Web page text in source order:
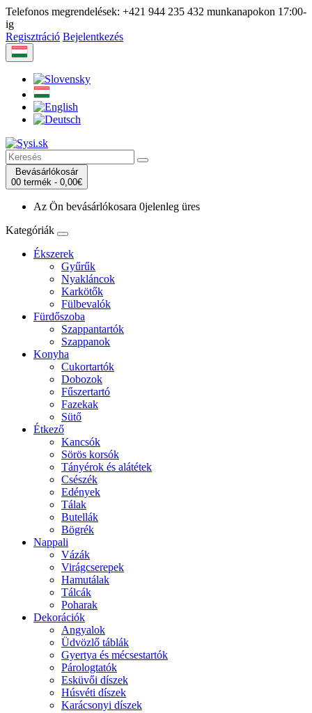
Telefonos megrendelések: +421 944 235 432 munkanapokon 17:00-
ig
Regisztráció Bejelentkezés
Bevásárlókosár
00 termék - 0,00€
Az Ön bevásárlókosara 0jelenleg üres
Kategóriák
Ékszerek
Gyűrűk
Nyakláncok
Karkötők
Fülbevalók
Fürdőszoba
Szappantartók
Szappanok
Konyha
Cukortartók
Dobozok
Fűszertartó
Fazekak
Sütő
Étkező
Kancsók
Sörös korsók
Tányérok és alátétek
Csészék
Edények
Tálak
Butellák
Bögrék
Nappali
Vázák
Virágcserepek
Hamutálak
Tálcák
Poharak
Dekorációk
Angyalok
Üdvözlő táblák
Gyertya és mécsestartók
Párologtatók
Esküvői díszek
Húsvéti díszek
Karácsonyi díszek